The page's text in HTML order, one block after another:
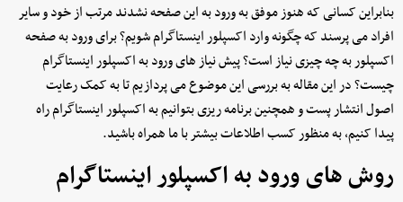
بنابراین کسانی که هنوز موفق به ورود به این صفحه نشدند مرتب از خود و سایر
افراد می پرسند که چگونه وارد اکسپلور اینستاگرام شویم؟ برای ورود به صفحه
اکسپلور به چه چیزی نیاز است؟ پیش نیاز های ورود به اکسپلور اینستاگرام
چیست؟ در این مقاله به بررسی این موضوع می پردازیم تا به کمک رعایت
اصول انتشار پست و همچنین برنامه ریزی بتوانیم به اکسپلور اینستاگرام راه
پیدا کنیم، به منظور کسب اطلاعات بیشتر با ما همراه باشید.
روش های ورود به اکسپلور اینستاگرام